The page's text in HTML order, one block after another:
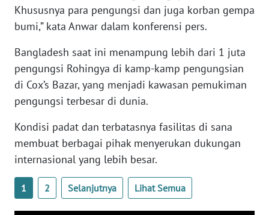
Khususnya para pengungsi dan juga korban gempa
bumi,” kata Anwar dalam konferensi pers.
Bangladesh saat ini menampung lebih dari 1 juta
pengungsi Rohingya di kamp-kamp pengungsian
di Cox’s Bazar, yang menjadi kawasan pemukiman
pengungsi terbesar di dunia.
Kondisi padat dan terbatasnya fasilitas di sana
membuat berbagai pihak menyerukan dukungan
internasional yang lebih besar.
1 2 Selanjutnya Lihat Semua
WN
JABAR
WN
BANTEN
WN
WN
KEPRI
PAPUA